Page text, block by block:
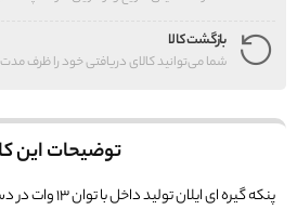
بازگشت کالا
شما می‌توانید کالای دریافتی خود را ظرف مدت 7 روز بعد از دریافت، برگردانید!
توضیحات این
پنکه گیره ای